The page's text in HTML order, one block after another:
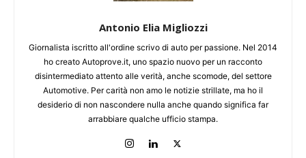
Antonio Elia Migliozzi
Giornalista iscritto all'ordine scrivo di auto per passione. Nel 2014
ho creato Autoprove.it, uno spazio nuovo per un racconto
disintermediato attento alle verità, anche scomode, del settore
Automotive. Per carità non amo le notizie strillate, ma ho il
desiderio di non nascondere nulla anche quando significa far
arrabbiare qualche ufficio stampa.